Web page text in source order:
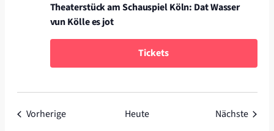
Theaterstück am Schauspiel Köln: Dat Wasser
vun Kölle es jot
Tickets
VorherigeVeranstaltungenHeute Nächste